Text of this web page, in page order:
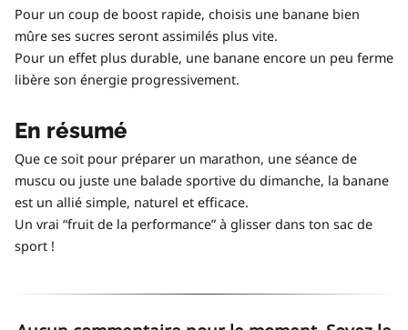
Pour un coup de boost rapide, choisis une banane bien
mûre ses sucres seront assimilés plus vite.
Pour un effet plus durable, une banane encore un peu ferme
libère son énergie progressivement.
En résumé
Que ce soit pour préparer un marathon, une séance de
muscu ou juste une balade sportive du dimanche, la banane
est un allié simple, naturel et efficace.
Un vrai “fruit de la performance” à glisser dans ton sac de
sport !